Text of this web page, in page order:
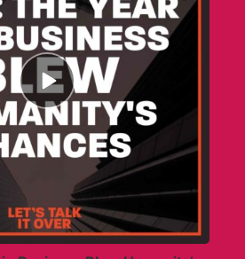
Episode
play
icon